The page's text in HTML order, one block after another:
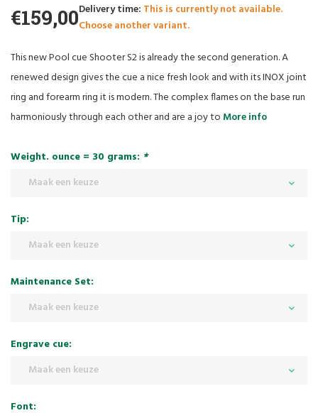
€159,00Delivery time: This is currently not available.
Choose another variant.
This new Pool cue Shooter S2 is already the second generation. A
renewed design gives the cue a nice fresh look and with its INOX joint
ring and forearm ring it is modern. The complex flames on the base run
harmoniously through each other and are a joy to More info
Weight. ounce = 30 grams: *
Maak een keuze
Tip:
Maak een keuze
Maintenance Set:
Maak een keuze
Engrave cue:
Maak een keuze
Font: